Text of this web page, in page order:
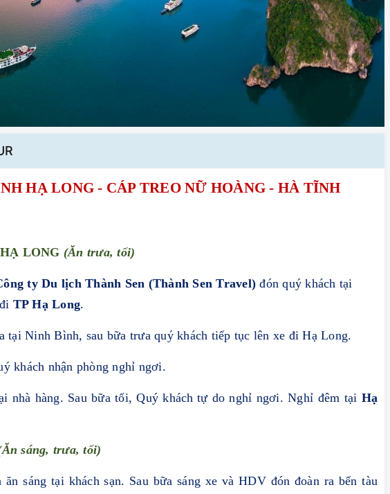
HẠ LONG - CÁP TREO NỮ HOÀNG - HÀ TĨNH
HẠ LONG (Ăn trưa, tối)
ty Du lịch Thành Sen (Thành Sen Travel) đón quý khách tại
TPHạ Long.
tại Ninh Bình, sau bữa trưa quý khách tiếp tục lên xe đi Hạ Long.
khách nhận phòng nghỉ ngơi.
nhà hàng. Sau bữa tối, Quý khách tự donghỉ ngơi. Nghỉ đêm tại Hạ
sáng, trưa, tối)
ăn sáng tại khách sạn. Sau bữa sáng xe và HDV đón đoàn ra bến tàu